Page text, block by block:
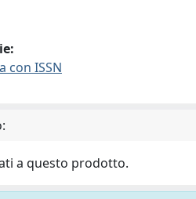
con ISSN
a questo prodotto.